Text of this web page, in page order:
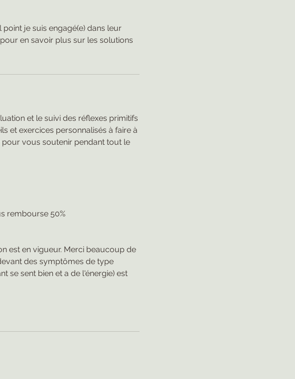
je suis engagé(e) dans leur
en savoir plus sur les solutions
et le suivi des réflexes primitifs
et exercices personnalisés à faire à
vous soutenir pendant tout le
rembourse 50%
est en vigueur. Merci beaucoup de
des symptômes de type
se sent bien et a de l'énergie) est